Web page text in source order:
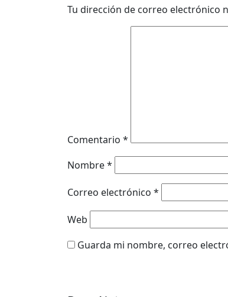
Tu dirección de correo electrónico
Comentario *
Nombre*
Correo electrónico *
Web
Guarda mi nombre, correo